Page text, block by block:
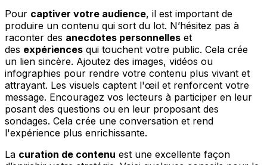
Pour captiver votre audience, il est important de
produire un contenu qui sort du lot. N’hésitez pas à
raconter des anecdotes personnelles et
des expériences qui touchent votre public. Cela crée
un lien sincère. Ajoutez des images, vidéos ou
infographies pour rendre votre contenu plus vivant et
attrayant. Les visuels captent l'œil et renforcent votre
message. Encouragez vos lecteurs à participer en leur
posant des questions ou en leur proposant des
sondages. Cela crée une conversation et rend
l'expérience plus enrichissante.
La curation de contenu est une excellente façon